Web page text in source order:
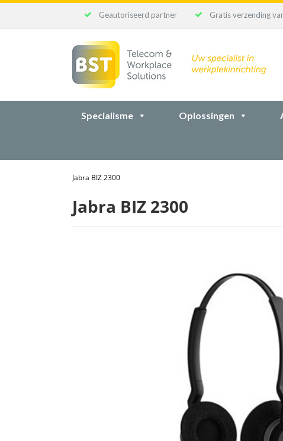
Geautoriseerd partner Gratis verzending
Specialisme Oplossingen
Jabra BIZ 2300
Jabra BIZ 2300